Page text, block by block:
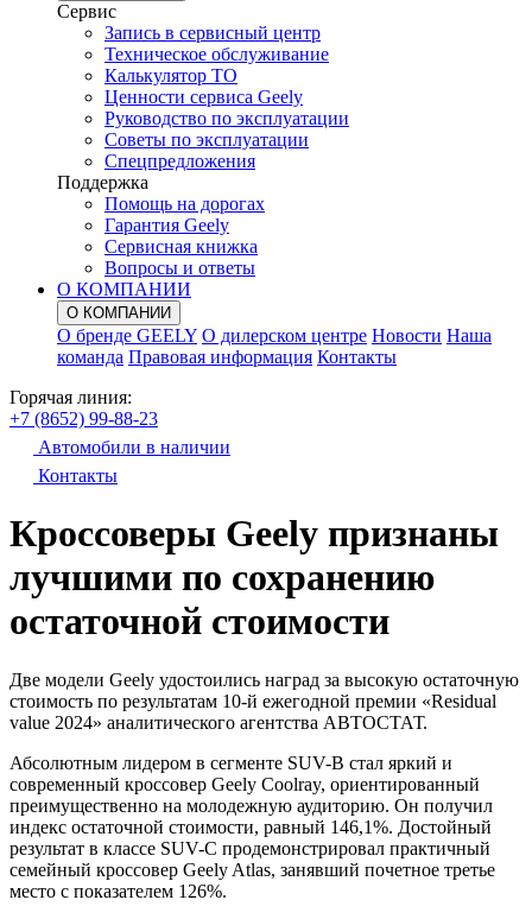
Сервис
Запись в сервисный центр
Техническое обслуживание
Калькулятор ТО
Ценности сервиса Geely
Руководство по эксплуатации
Советы по эксплуатации
Спецпредложения
Поддержка
Помощь на дорогах
Гарантия Geely
Сервисная книжка
Вопросы и ответы
О КОМПАНИИ
О КОМПАНИИ
О бренде GEELY О дилерском центре Новости Наша
команда Правовая информация Контакты
Горячая линия:
+7 (8652) 99-88-23
Автомобили в наличии
Контакты
Кроссоверы Geely признаны
лучшими по сохранению
остаточной стоимости
Две модели Geely удостоились наград за высокую остаточную
стоимость по результатам 10-й ежегодной премии «Residual
value 2024» аналитического агентства АВТОСТАТ.
Абсолютным лидером в сегменте SUV-B стал яркий и
современный кроссовер Geely Coolray, ориентированный
преимущественно на молодежную аудиторию. Он получил
индекс остаточной стоимости, равный 146,1%. Достойный
результат в классе SUV-C продемонстрировал практичный
семейный кроссовер Geely Atlas, занявший почетное третье
место с показателем 126%.